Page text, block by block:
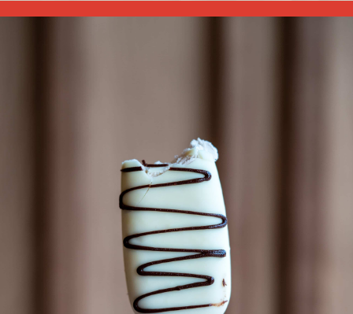
Polos y sándwiches
Desde clásicos como el bombón mallorquín o almendrados hasta
creaciones únicas como polo Dubái o polo de Yogur y Mango con
coco y chocolate blanco.